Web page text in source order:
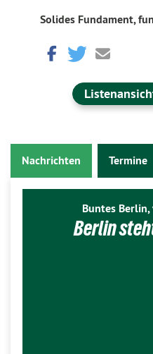
Solides Fundament,
Nachrichten Termine
Buntes
Berlin